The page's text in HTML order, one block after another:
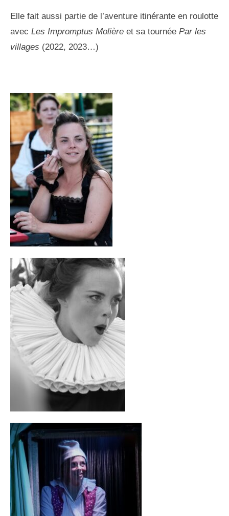
Elle fait aussi partie de l’aventure itinérante en roulotte
avec Les Impromptus Molièreet sa tournée Par les
villages (2022, 2023…)